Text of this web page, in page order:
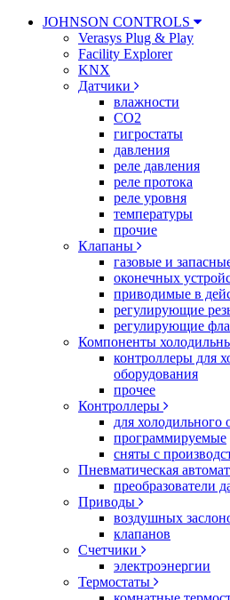
JOHNSON CONTROLS
Verasys Plug & Play
Facility Explorer
KNX
Датчики
влажности
CO2
гигростаты
давления
реле давления
реле протока
реле уровня
температуры
прочие
Клапаны
газовые и
оконечных
приводимые в
регулирующие
регулирующие
Компоненты
контроллеры для
оборудования
прочее
Контроллеры
для холодильного
программируемые
сняты с
Пневматическая
преобразователи
Приводы
воздушных
клапанов
Счетчики
электроэнергии
Термостаты